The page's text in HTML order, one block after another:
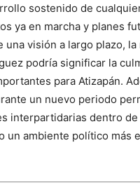
sostenido de
ya en marcha y planes
una visión a largo plazo,
podría significar la
para Atizapán.
un nuevo periodo
interpartidarias dentro de
un ambiente político más